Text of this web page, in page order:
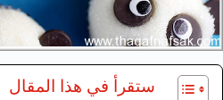
ستقرأ في هذا المقال